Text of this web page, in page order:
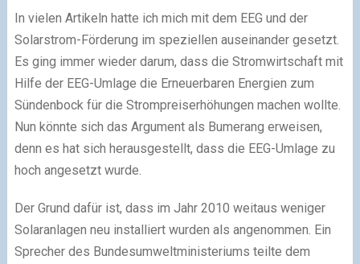
In vielen Artikeln hatte ich mich mit dem EEG und der
Solarstrom-Förderung im speziellen auseinander gesetzt.
Es ging immer wieder darum, dass die Stromwirtschaft mit
Hilfe der EEG-Umlage die Erneuerbaren Energien zum
Sündenbock für die Strompreiserhöhungen machen wollte.
Nun könnte sich das Argument als Bumerang erweisen,
denn es hat sich herausgestellt, dass die EEG-Umlage zu
hoch angesetzt wurde.
Der Grund dafür ist, dass im Jahr 2010 weitaus weniger
Solaranlagen neu installiert wurden als angenommen. Ein
Sprecher des Bundesumweltministeriums teilte dem